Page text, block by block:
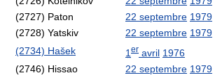
(2727) Paton
22 septembre 1979
(2728) Yatskiv
22 septembre 1979
(2734) Hašek
1 er avril 1976
(2746) Hissao
22 septembre 1979